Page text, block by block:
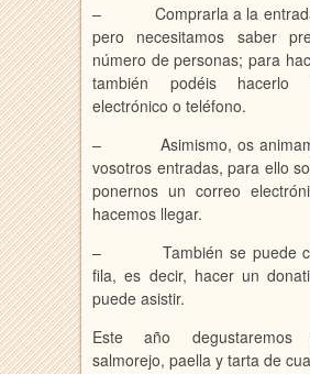
– Comprarla a la entrada
pero necesitamos saber
número de personas; para
también podéis hacerlo
electrónico o teléfono.
– Asimismo, os
vosotros entradas, para ello
ponernos un correo
hacemos llegar.
– También se puede
fila, es decir, hacer un
puede asistir.
Este año degustaremos
salmorejo, paella y tarta de